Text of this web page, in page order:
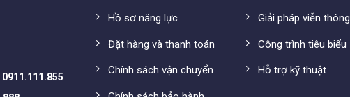
0911.111.855
Hồ sơ năng lực
Đặt hàng và thanh toán
Chính sách vận chuyển
Giải pháp viễn thông
Công trình tiêu biểu
Hỗ trợ kỹ thuật